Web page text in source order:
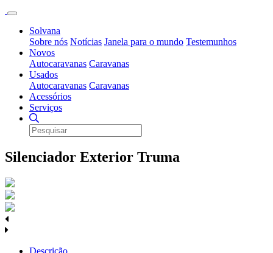
Solvana
Sobre nós Notícias Janela para o mundo Testemunhos
Novos
Autocaravanas Caravanas
Usados
Autocaravanas Caravanas
Acessórios
Serviços
Silenciador Exterior Truma
Descrição